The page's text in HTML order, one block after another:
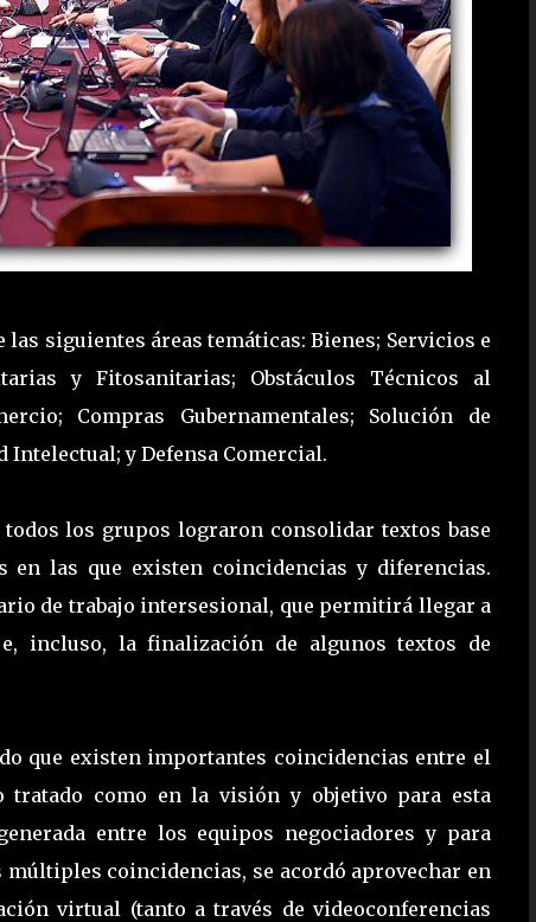
siguientes áreas temáticas: Bienes; Servicios e
y Fitosanitarias; Obstáculos Técnicos al
Compras Gubernamentales; Solución de
y Defensa Comercial.
los grupos lograron consolidar textos base
las que existen coincidencias y diferencias.
de trabajo intersesional, que permitirá llegar a
incluso, la finalización de algunos textos de
que existen importantes coincidencias entre el
como en la visión y objetivo para esta
entre los equipos negociadores y para
coincidencias, se acordó aprovechar en
virtual (tanto a través de videoconferencias